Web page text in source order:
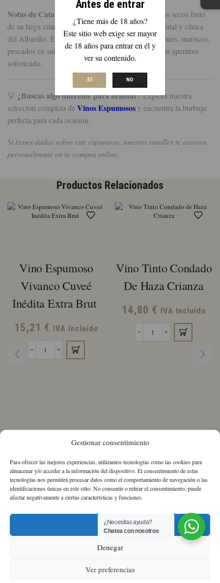
Gestionar consentimiento
Para ofrecer las mejores experiencias, utilizamos tecnologías como las cookies para
almacenar y/o acceder a la información del dispositivo. El consentimiento de estas
tecnologías nos permitirá procesar datos como el comportamiento de navegación o las
identificaciones únicas en este sitio. No consentir o retirar el consentimiento, puede
afectar negativamente a ciertas características y funciones.
Aceptar
Denegar
Ver preferencias
Antes de entrar
¿Tiene más de 18 años?
Este sitio web exige ser mayor
de 18 años para entrar en él y
ver su contenido.
SÍ NO
Notas de Cata:
Presenta notas de panadería y frutos secos fruto
de su larga crianza, manteniendo siempre el alma frutal y cítrica
del Albariño. Es el compañero ideal para celebraciones, mariscos,
pescados en salsa o simplemente para disfrutar de un aperitivo
sofisticado.
💡 ¿Buscas algo diferente para brindar?Explora nuestra
selección completa de Vinos Espumososy encuentra la burbuja
perfecta para cada ocasión.
Si tienes dudas sobre este espumoso, nuestro sumiller te asesora
personalmente en tu compra online.
Productos Relacionados
Vino Espumoso
Vivanco Cuveé
Inédita Extra Brut
15,21 € IVA Incluido
Vino
Vino Tinto Condado
De Haza Crianza
14,80 € IVA Incluido
Vino
Política de Cookies
Política
¿Necesitas ayuda?
Chatea con nosotros